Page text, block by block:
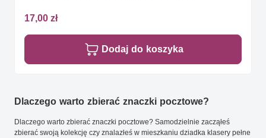
17,00 zł
Dodaj do koszyka
Dlaczego warto zbierać znaczki pocztowe?
Dlaczego warto zbierać znaczki pocztowe? Samodzielnie zacząłeś
zbierać swoją kolekcję czy znalazłeś w mieszkaniu dziadka klasery pełne